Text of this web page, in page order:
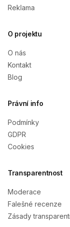
Reklama
O projektu
O nás
Kontakt
Blog
Právní info
Podmínky
GDPR
Cookies
Transparentnost
Moderace
Falešné recenze
Zásady